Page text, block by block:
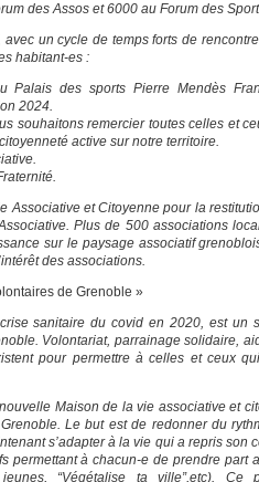
des Assos et 6000 au Forum des
un cycle de temps forts de
habitant-es :
Palais des sports Pierre Mendès
2024.
souhaitons remercier toutes celles et
active sur notre territoire.
Associative et Citoyenne pour la
Plus de 500 associations
sur le paysage associatif
des associations.
de Grenoble »
sanitaire du covid en 2020, est un
Volontariat, parrainage solidaire,
pour permettre à celles et ceux
Maison de la vie associative et
Le but est de redonner du
s’adapter à la vie qui a repris son
permettant à chacun-e de prendre part
“Végétalise ta ville”,etc). Ce